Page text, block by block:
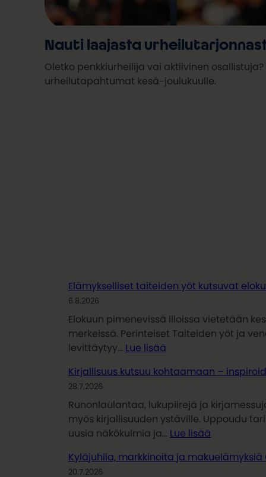
Nauti laajasta
Oletko penkkiurheilija vai aktiivinen
urheilutapahtumat kesä-joulukuulle.
Elämykselliset taiteiden yöt kutsuvat
6.8.2026
Elokuun pimenevissä illoissa vietetään
merkeissä. Perinteiset Taiteiden yöt ja
levittäytyy… Lue lisää
taiteiden
kutsuvat
elokuussa
Kirjallisuus kutsuu kohtaamaan –
28.7.2026
Runonlaulantaa, lukupiirejä ja
myös kirjallisuuden ystäville. Uppoudu
uusia näkökulmia ja… Lue lisää
kutsuu
Kyläjuhlia, markkinoita ja makuelämyksiä
20.7.2026